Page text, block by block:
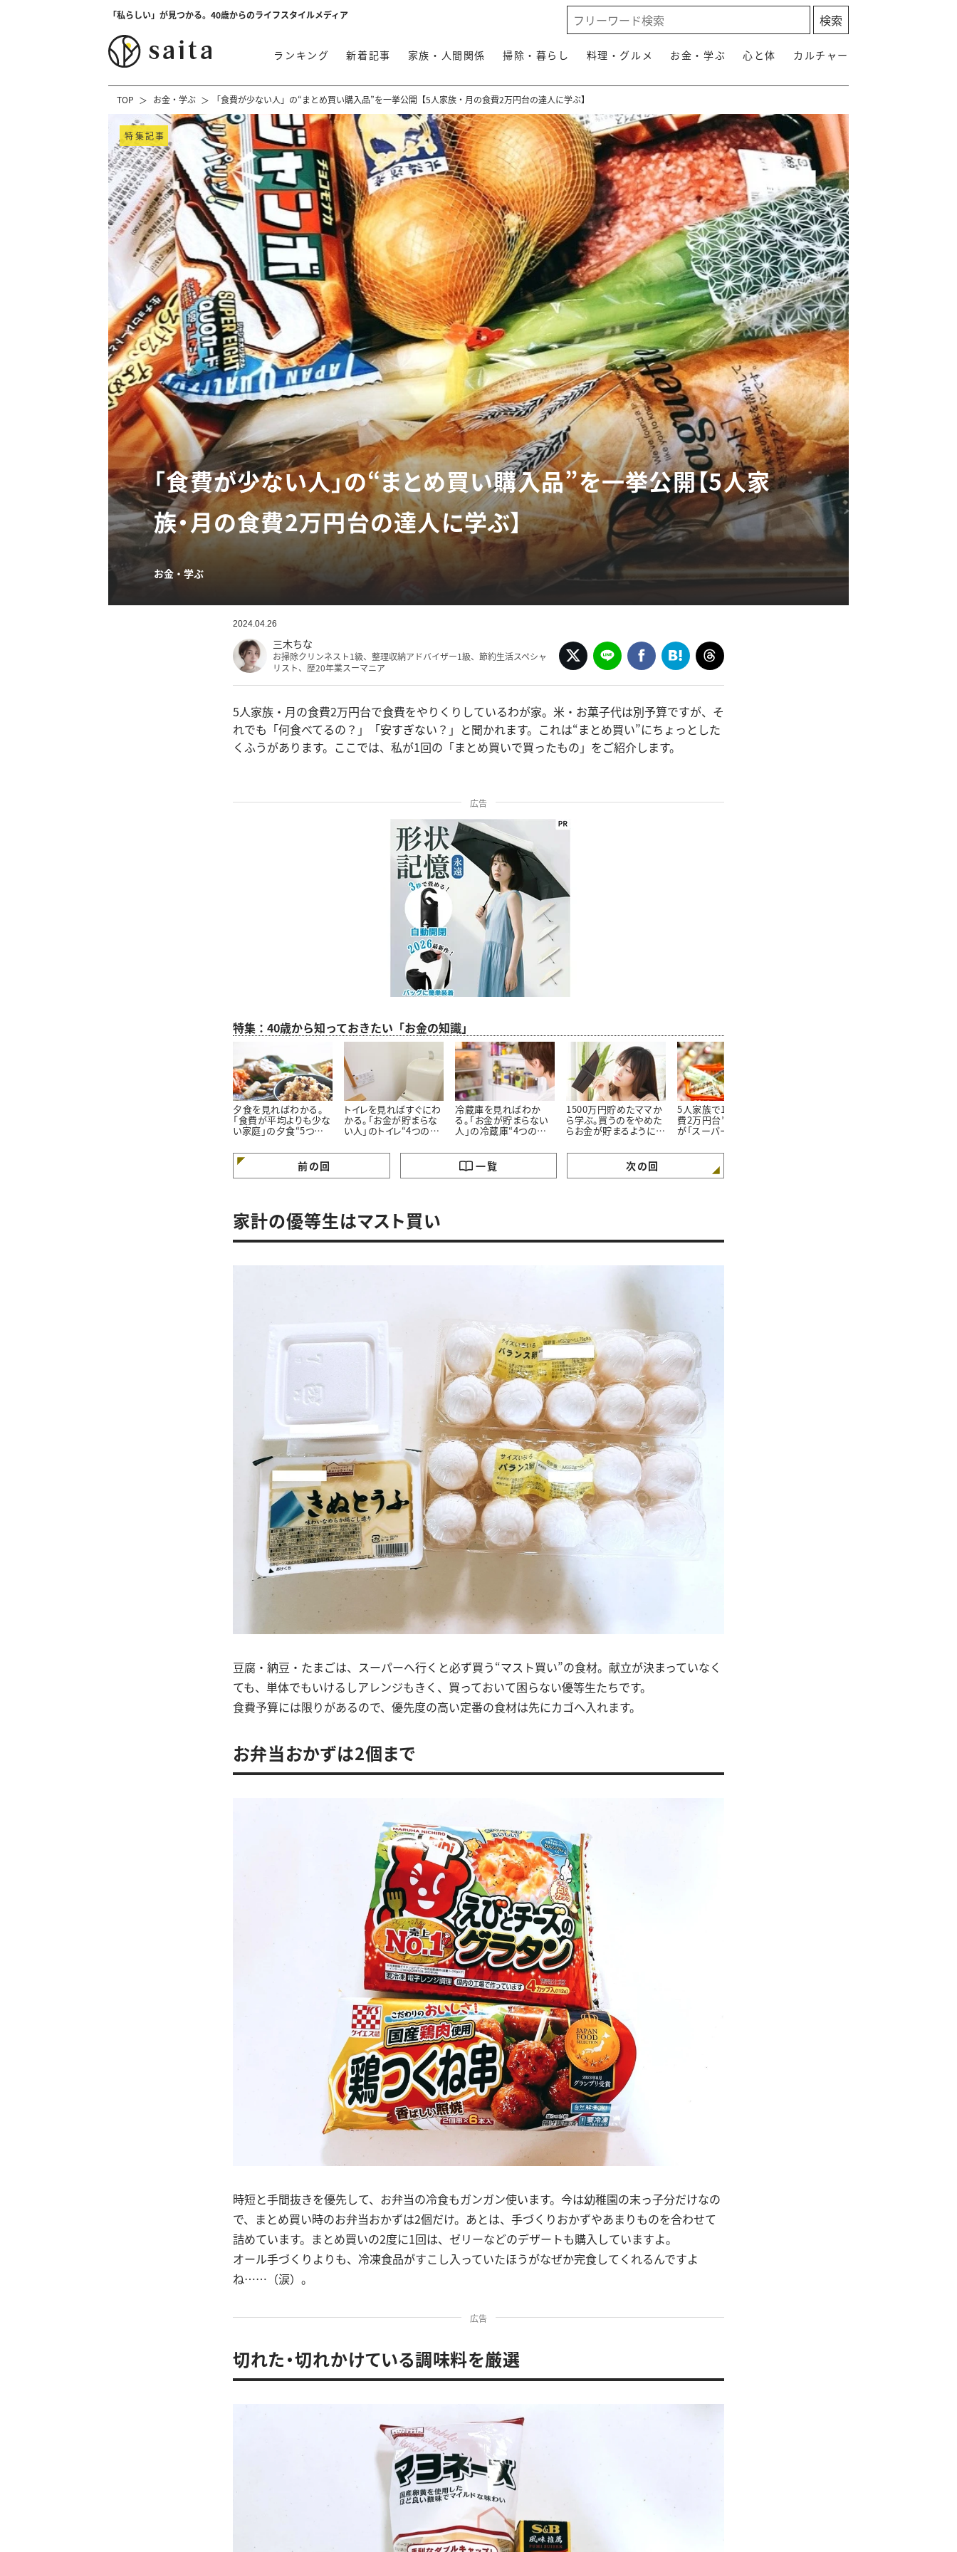
「私らしい」が見つかる。40歳からのライフスタイルメディア
ランキング 新着記事 家族・人間関係 掃除・暮らし 料理・グルメ お金・学ぶ 心と体 カルチャー
TOP お金・学ぶ 「食費が少ない人」の“まとめ買い購入品”を一挙公開【5人家族・月の食費2万円台の達人に学ぶ】
特集記事
「食費が少ない人」の“まとめ買い購入品”を一挙公開【5人家
族・月の食費2万円台の達人に学ぶ】
お金・学ぶ
2024.04.26
三木ちな
お掃除クリンネスト1級、整理収納アドバイザー1級、節約生活スペシャ
リスト、歴20年業スーマニア
5人家族・月の食費2万円台で食費をやりくりしているわが家。米・お菓子代は別予算ですが、そ
れでも「何食べてるの？」「安すぎない？」と聞かれます。これは“まとめ買い”にちょっとした
くふうがあります。ここでは、私が1回の「まとめ買いで買ったもの」をご紹介します。
広告
特集：40歳から知っておきたい「お金の知識」
夕食を見ればわかる。
「食費が平均よりも少な
い家庭」の夕食“5つの
トイレを見ればすぐにわ
かる。「お金が貯まらな
い人」のトイレ“4つの特
冷蔵庫を見ればわか
る。「お金が貯まらない
人」の冷蔵庫“4つの特
1500万円貯めたママか
ら学ぶ。買うのをやめた
らお金が貯まるようにな
5人家族で1か月の“食
費2万円台”。そんな私
が「スーパーで買わない
前の回 一覧 次の回
家計の優等生はマスト買い
豆腐・納豆・たまごは、スーパーへ行くと必ず買う“マスト買い”の食材。献立が決まっていなく
ても、単体でもいけるしアレンジもきく、買っておいて困らない優等生たちです。
食費予算には限りがあるので、優先度の高い定番の食材は先にカゴへ入れます。
お弁当おかずは2個まで
時短と手間抜きを優先して、お弁当の冷食もガンガン使います。今は幼稚園の末っ子分だけなの
で、まとめ買い時のお弁当おかずは2個だけ。あとは、手づくりおかずやあまりものを合わせて
詰めています。まとめ買いの2度に1回は、ゼリーなどのデザートも購入していますよ。
オール手づくりよりも、冷凍食品がすこし入っていたほうがなぜか完食してくれるんですよ
ね……（涙）。
広告
切れた・切れかけている調味料を厳選